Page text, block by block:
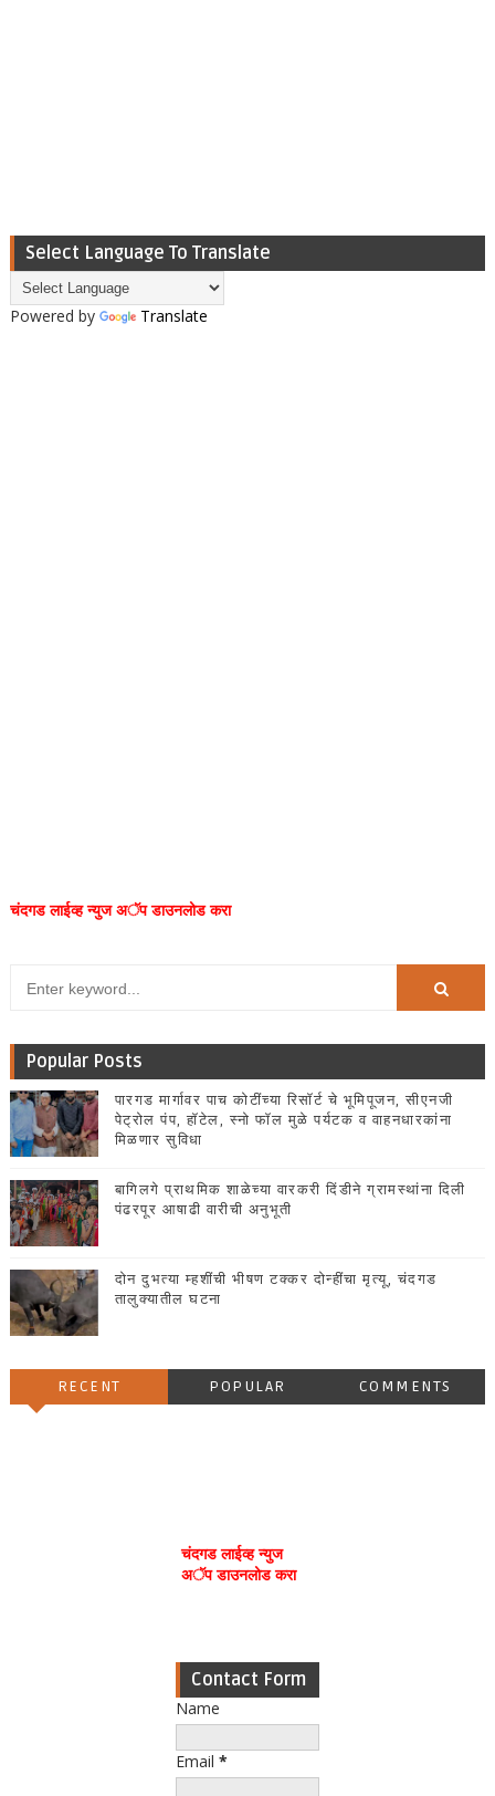
Select Language To Translate
Powered by Translate
चंदगड लाईव्ह न्युज अॅप डाउनलोड करा
Popular Posts
पारगड मार्गावर पाच कोटींच्या रिसॉर्ट चे भूमिपूजन, सीएनजी
पेट्रोल पंप, हॉटेल, स्नो फॉल मुळे पर्यटक व वाहनधारकांना
मिळणार सुविधा
बागिलगे प्राथमिक शाळेच्या वारकरी दिंडीने ग्रामस्थांना दिली
पंढरपूर आषाढी वारीची अनुभूती
दोन दुभत्या म्हशींची भीषण टक्कर दोन्हींचा मृत्यू, चंदगड
तालुक्यातील घटना
RECENT POPULAR COMMENTS
चंदगड लाईव्ह न्युज
अॅप डाउनलोड करा
Contact Form
Name
Email *